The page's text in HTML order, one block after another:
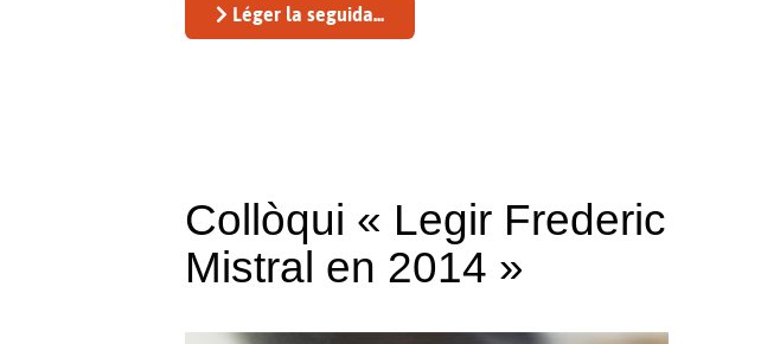
Léger la seguida...
Collòqui « Legir Frederic
Mistral en 2014 »